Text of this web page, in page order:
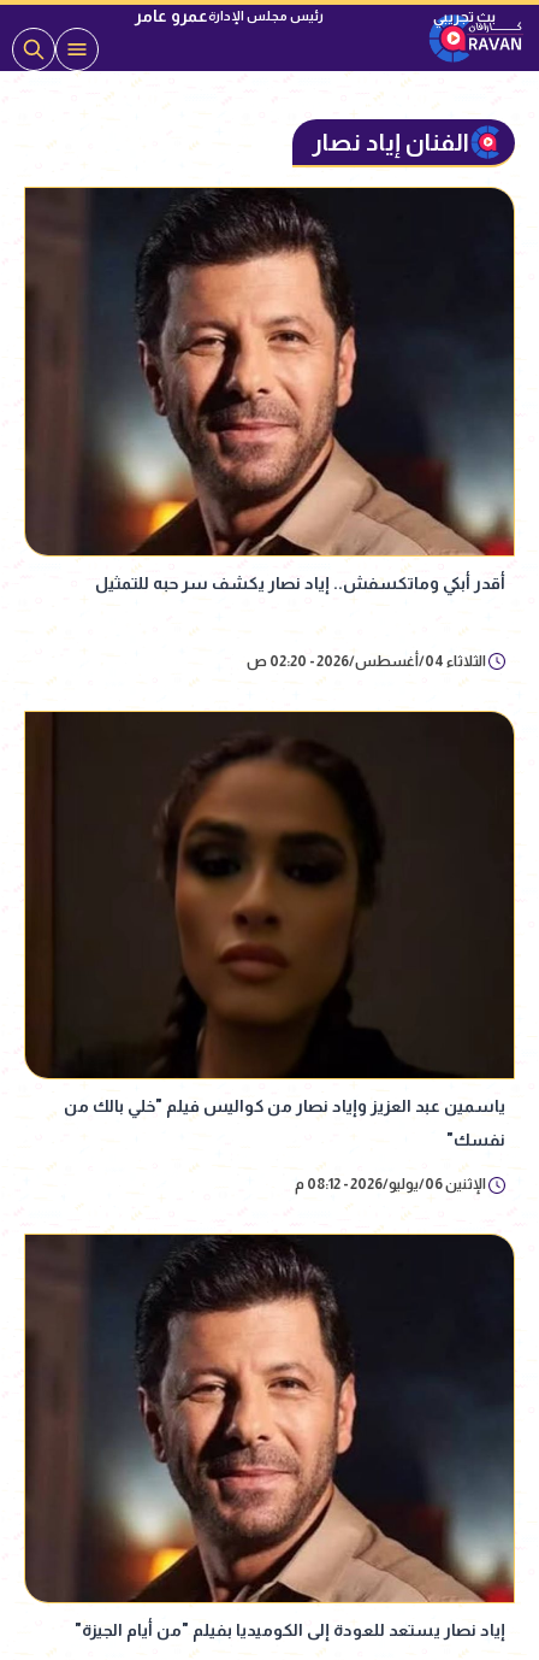
رئيس مجلس الإدارةعمرو عامر
الفنان إياد نصار
أقدر أبكي وماتكسفش.. إياد نصار يكشف سر حبه للتمثيل
الثلاثاء 04/أغسطس/2026 - 02:20 ص
ياسمين عبد العزيز وإياد نصار من كواليس فيلم "خلي بالك من
نفسك"
الإثنين 06/يوليو/2026 - 08:12 م
إياد نصار يستعد للعودة إلى الكوميديا بفيلم "من أيام الجيزة"